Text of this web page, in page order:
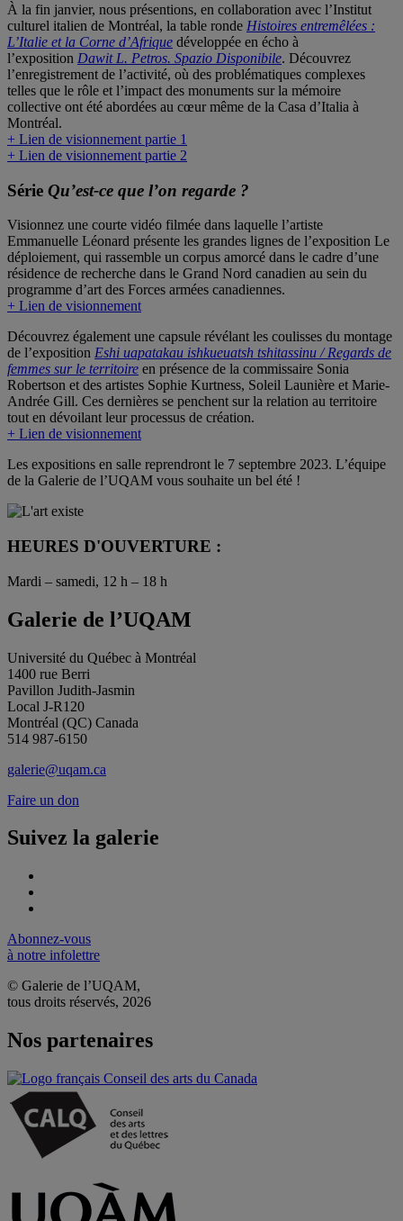
À la fin janvier, nous présentions, en collaboration avec l’Institut
culturel italien de Montréal, la table ronde Histoires entremêlées :
L’Italie et la Corne d’Afrique développée en écho à
l’exposition Dawit L. Petros. Spazio Disponibile. Découvrez
l’enregistrement de l’activité, où des problématiques complexes
telles que le rôle et l’impact des monuments sur la mémoire
collective ont été abordées au cœur même de la Casa d’Italia à
Montréal.
+ Lien de visionnement partie 1
+ Lien de visionnement partie 2
Série Qu’est-ce que l’on regarde ?
Visionnez une courte vidéo filmée dans laquelle l’artiste
Emmanuelle Léonard présente les grandes lignes de l’exposition Le
déploiement, qui rassemble un corpus amorcé dans le cadre d’une
résidence de recherche dans le Grand Nord canadien au sein du
programme d’art des Forces armées canadiennes.
+ Lien de visionnement
Découvrez également une capsule révélant les coulisses du montage
de l’exposition Eshi uapatakau ishkueuatsh tshitassinu / Regards de
femmes sur le territoire en présence de la commissaire Sonia
Robertson et des artistes Sophie Kurtness, Soleil Launière et Marie-
Andrée Gill. Ces dernières se penchent sur la relation au territoire
tout en dévoilant leur processus de création.
+ Lien de visionnement
Les expositions en salle reprendront le 7 septembre 2023. L’équipe
de la Galerie de l’UQAM vous souhaite un bel été !
HEURES D'OUVERTURE :
Mardi – samedi, 12 h – 18 h
Galerie de l’UQAM
Université du Québec à Montréal
1400 rue Berri
Pavillon Judith-Jasmin
Local J-R120
Montréal (QC) Canada
514 987-6150
galerie@uqam.ca
Faire un don
Suivez la galerie
Abonnez-vous
à notre infolettre
© Galerie de l’UQAM,
tous droits réservés, 2026
Nos partenaires